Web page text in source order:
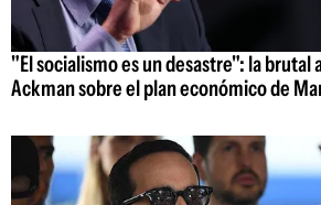
"El socialismo es un desastre": la brutal
Ackman sobre el plan económico de